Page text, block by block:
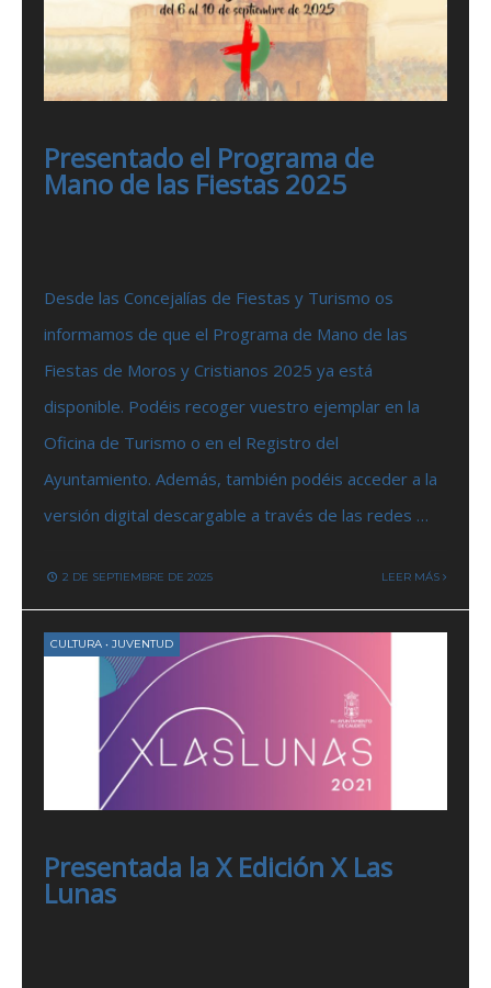
Presentado el Programa de
Mano de las Fiestas 2025
Desde las Concejalías de Fiestas y Turismo os
informamos de que el Programa de Mano de las
Fiestas de Moros y Cristianos 2025 ya está
disponible. Podéis recoger vuestro ejemplar en la
Oficina de Turismo o en el Registro del
Ayuntamiento. Además, también podéis acceder a la
versión digital descargable a través de las redes …
2 DE SEPTIEMBRE DE 2025 LEER MÁS
CULTURA • JUVENTUD
Presentada la X Edición X Las
Lunas